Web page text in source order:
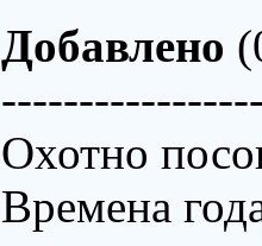
Добавлено
Охотно
Времена